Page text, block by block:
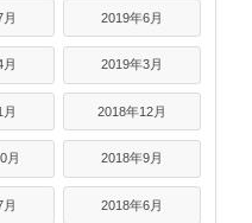
2019年6月
2019年3月
2018年12月
月 2018年9月
2018年6月